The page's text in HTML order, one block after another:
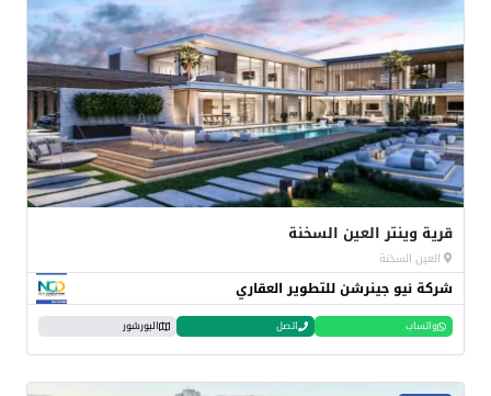
قرية وينتر العين السخنة
العين السخنة
شركة نيو جينرشن للتطوير العقاري
واتساب اتصل البورشور